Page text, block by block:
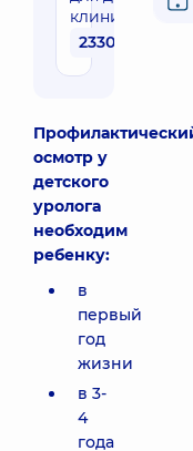
Позняках
ул.
Центр
семьи на
Татарская
2-Е, г. Киев
клинике
2330 грн
осмотр у
детского
уролога
необходим
ребенку:
в
первый
год
жизни
в 3-
4
года